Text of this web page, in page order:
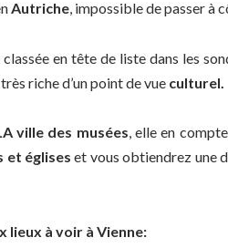
Autriche, impossible de passer à
en tête de liste dans les
riche d’un point de vue culturel.
ville des musées, elle en
et églises et vous obtiendrez une
lieux à voir à Vienne: